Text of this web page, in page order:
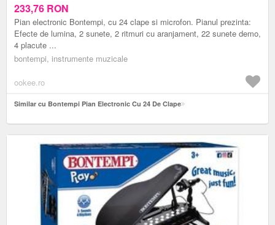
233,76 RON
Pian electronic Bontempi, cu 24 clape si microfon. Pianul prezinta:
Efecte de lumina, 2 sunete, 2 ritmuri cu aranjament, 22 sunete demo,
4 placute ...
bontempi, instrumente muzicale
ookee.ro
Similar cu Bontempi Pian Electronic Cu 24 De Clape